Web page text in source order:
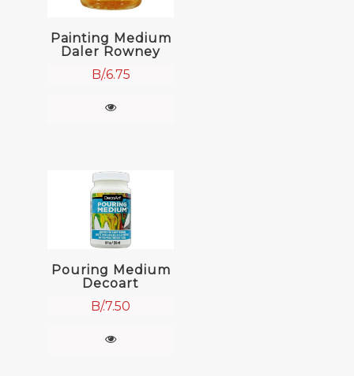
Painting Medium
Daler Rowney
B/.6.75
Pouring Medium
Decoart
B/.7.50